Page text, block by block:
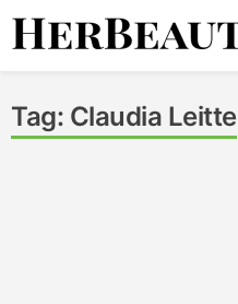
Skip
Tag: Claudia Leitte